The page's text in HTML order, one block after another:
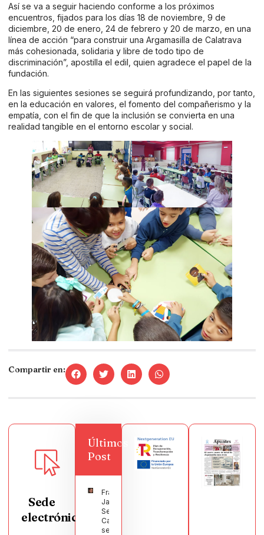
Así se va a seguir haciendo conforme a los próximos
encuentros, fijados para los días 18 de noviembre, 9 de
diciembre, 20 de enero, 24 de febrero y 20 de marzo, en una
línea de acción “para construir una Argamasilla de Calatrava
más cohesionada, solidaria y libre de todo tipo de
discriminación”, apostilla el edil, quien agradece el papel de la
fundación.
En las siguientes sesiones se seguirá profundizando, por tanto,
en la educación en valores, el fomento del compañerismo y la
empatía, con el fin de que la inclusión se convierta en una
realidad tangible en el entorno escolar y social.
Compartir en:
Sede
electrónica
Últimos
Post
Francisco
Javier
Segura
Castellanos
será el